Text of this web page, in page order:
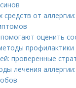
средств от
оценить
проверенные
лечения